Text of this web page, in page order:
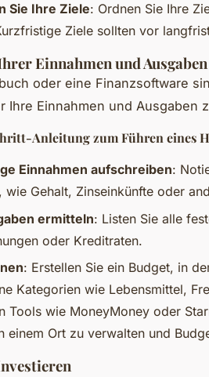
Sie Ihre Ziele: Ordnen Sie Ihre
Ziele sollten vor
Einnahmen und Ausgaben
oder eine Finanzsoftware
Ihre Einnahmen und Ausgaben
Anleitung zum Führen eines
Einnahmen aufschreiben:
wie Gehalt, Zinseinkünfte oder
ermitteln: Listen Sie alle
oder Kreditraten.
: Erstellen Sie ein Budget, in
Kategorien wie Lebensmittel,
Tools wie MoneyMoney oder
einem Ort zu verwalten und